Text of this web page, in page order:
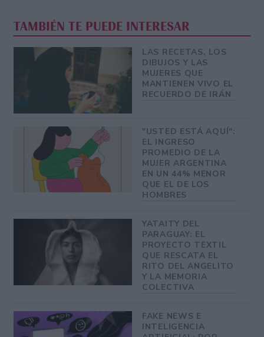
TAMBIÉN TE PUEDE INTERESAR
LAS RECETAS, LOS
DIBUJOS Y LAS
MUJERES QUE
MANTIENEN VIVO EL
RECUERDO DE IRÁN
"USTED ESTÁ AQUÍ":
EL INGRESO
PROMEDIO DE LA
MUJER ARGENTINA
EN UN 44% MENOR
QUE EL DE LOS
HOMBRES
YATAITY DEL
PARAGUAY: EL
PROYECTO TEXTIL
QUE RESCATA EL
RITO DEL ANGELITO
Y LA MEMORIA
COLECTIVA
FAKE NEWS E
INTELIGENCIA